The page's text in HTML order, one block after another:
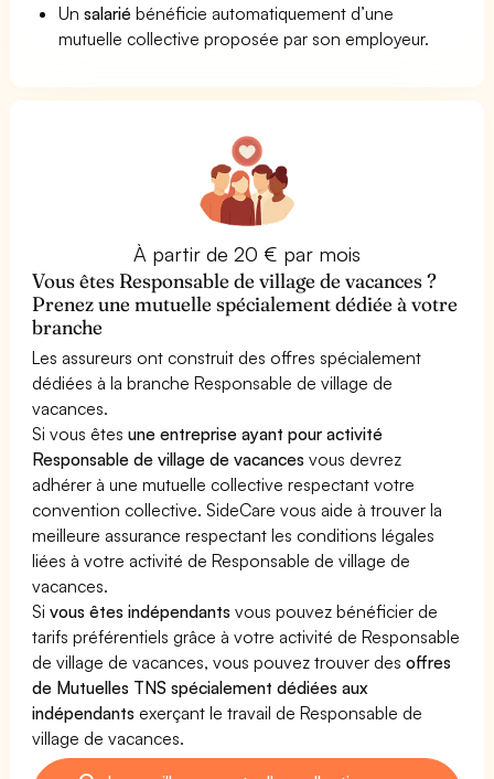
Unsalarié bénéficie automatiquement d’une
mutuelle collective proposée par son employeur.
À partir de 20 € par mois
Vous êtes Responsable de village de vacances ?
Prenez une mutuelle spécialement dédiée à votre
branche
Les assureurs ont construit des offres spécialement
dédiées à la branche Responsable de village de
vacances.
Si vous êtesune entreprise ayant pour activité
Responsable de village de vacances vous devrez
adhérer à une mutuelle collective respectant votre
convention collective. SideCare vous aide à trouver la
meilleure assurance respectant les conditions légales
liées à votre activité de Responsable de village de
vacances.
Sivous êtes indépendants vous pouvez bénéficier de
tarifs préférentiels grâce à votre activité de Responsable
de village de vacances, vous pouvez trouver desoffres
de Mutuelles TNS spécialement dédiées aux
indépendants exerçant le travail de Responsable de
village de vacances.